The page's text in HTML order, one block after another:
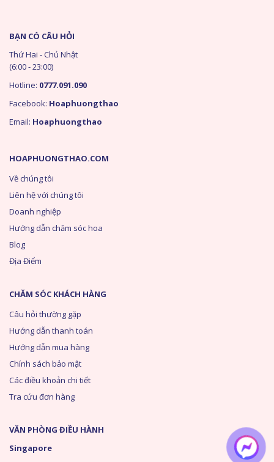
HOAPHUONGTHAO.COM
Về chúng tôi
Liên hệ với chúng tôi
Doanh nghiệp
Hướng dẫn chăm sóc hoa
Blog
Địa Điểm
CHĂM SÓC KHÁCH HÀNG
Câu hỏi thường gặp
Hướng dẫn thanh toán
Hướng dẫn mua hàng
Chính sách bảo mật
Các điều khoản chi tiết
Tra cứu đơn hàng
BẠN CÓ CÂU HỎI
Thứ Hai - Chủ Nhật
(6:00 - 23:00)
Hotline: 0777.091.090
Facebook: Hoaphuongthao
Email: Hoaphuongthao
VĂN PHÒNG ĐIỀU HÀNH
Singapore